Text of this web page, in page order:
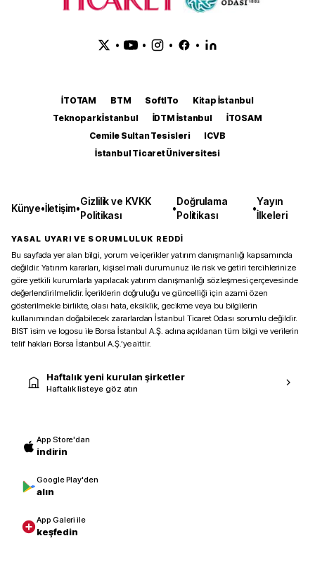
• • • •
İTOTAM BTM SoftITo
Kitap İstanbul
Teknopark İstanbul
İDTM İstanbul
İTOSAM
Cemile Sultan Tesisleri
ICVB
İstanbul Ticaret Üniversitesi
Künye•İletişim•
Gizlilik ve KVKK
Politikası
•
Doğrulama
Politikası
•
Yayın
İlkeleri
YASAL UYARI VE SORUMLULUK REDDİ
Bu sayfada yer alan bilgi, yorum ve içerikler yatırım danışmanlığı kapsamında
değildir. Yatırım kararları, kişisel mali durumunuz ile risk ve getiri tercihlerinize
göre yetkili kurumlarla yapılacak yatırım danışmanlığı sözleşmesi çerçevesinde
değerlendirilmelidir. İçeriklerin doğruluğu ve güncelliği için azami özen
gösterilmekle birlikte, olası hata, eksiklik, gecikme veya bu bilgilerin
kullanımından doğabilecek zararlardan İstanbul Ticaret Odası sorumlu değildir.
BIST isim ve logosu ile Borsa İstanbul A.Ş. adına açıklanan tüm bilgi ve verilerin
telif hakları Borsa İstanbul A.Ş.’ye aittir.
Haftalık yeni kurulan şirketler
Haftalık listeye göz atın
App Store'dan
indirin
Google Play'den
alın
App Galeri ile
keşfedin